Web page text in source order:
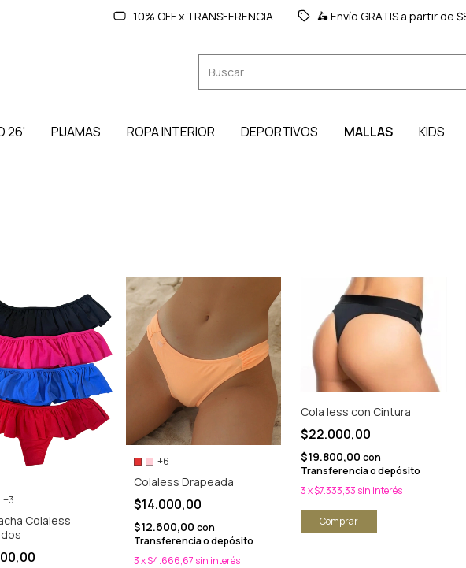
10% OFF x TRANSFERENCIA 🛵 Envío GRATIS a partir de
26' PIJAMAS ROPA INTERIOR DEPORTIVOS MALLAS KIDS
+3
Colaless
+6
Colaless Drapeada
$14.000,00
$12.600,00con
Transferencia o depósito
3x$4.666,67 sin interés
Cola less con Cintura
$22.000,00
$19.800,00 con
Transferencia o depósito
3x$7.333,33 sin interés
Comprar